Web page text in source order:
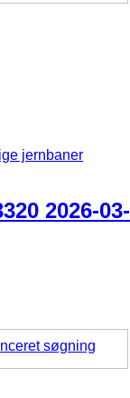
jernbaner
2026-03-
søgning